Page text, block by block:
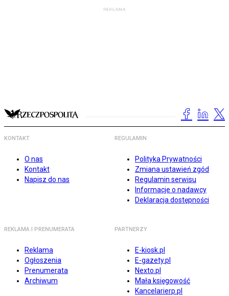
KONTAKT
O nas
Kontakt
Napisz do nas
REGULAMIN
Polityka Prywatności
Zmiana ustawień zgód
Regulamin serwisu
Informacje o nadawcy
Deklaracja dostępności
REKLAMA I PRENUMERATA
Reklama
Ogłoszenia
Prenumerata
Archiwum
PARTNERZY
E-kiosk.pl
E-gazety.pl
Nexto.pl
Mała księgowość
Kancelarierp.pl